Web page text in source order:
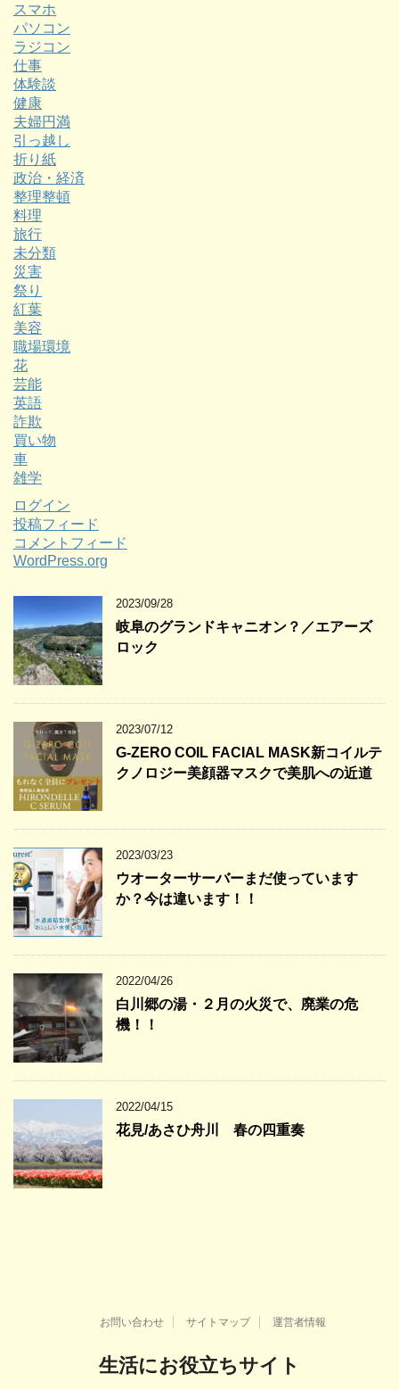
スマホ
パソコン
ラジコン
仕事
体験談
健康
夫婦円満
引っ越し
折り紙
政治・経済
整理整頓
料理
旅行
未分類
災害
祭り
紅葉
美容
職場環境
花
芸能
英語
詐欺
買い物
車
雑学
ログイン
投稿フィード
コメントフィード
WordPress.org
2023/09/28
岐阜のグランドキャニオン？／エアーズ
ロック
2023/07/12
G-ZERO COIL FACIAL MASK新コイルテ
クノロジー美顔器マスクで美肌への近道
2023/03/23
ウオーターサーバーまだ使っています
か？今は違います！！
2022/04/26
白川郷の湯・２月の火災で、廃業の危
機！！
2022/04/15
花見/あさひ舟川 春の四重奏
お問い合わせ サイトマップ 運営者情報
生活にお役立ちサイト